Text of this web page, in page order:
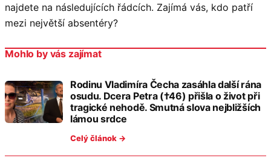
najdete na následujících řádcích. Zajímá vás, kdo patří
mezi největší absentéry?
Mohlo by vás zajímat
Rodinu Vladimíra Čecha zasáhla další rána
osudu. Dcera Petra (†46) přišla o život při
tragické nehodě. Smutná slova nejbližších
lámou srdce
Celý článok →